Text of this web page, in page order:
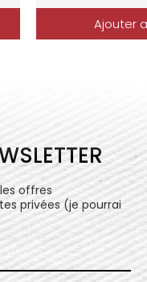
Ajouter
offres
privées (je pourrai